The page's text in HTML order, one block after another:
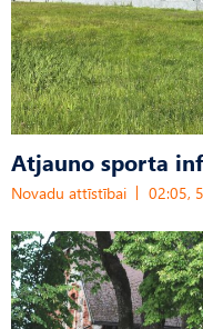
Atjauno sporta
Novadu attīstībai 02:05,